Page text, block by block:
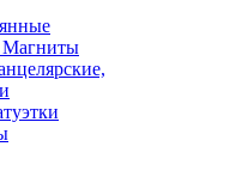
Магниты